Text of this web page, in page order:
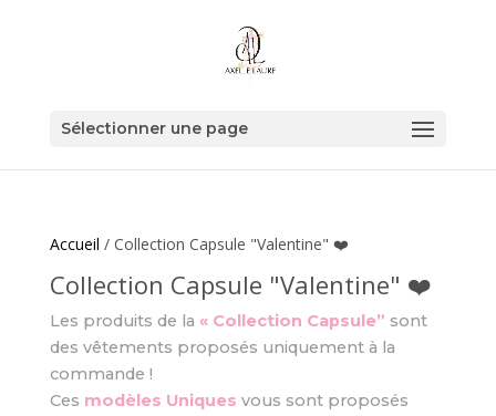
Sélectionner une page
Accueil / Collection Capsule "Valentine" ❤️
Collection Capsule "Valentine" ❤️
Les produits de la « Collection Capsule” sont
des vêtements proposés uniquement à la
commande !
Ces modèles Uniques vous sont proposés